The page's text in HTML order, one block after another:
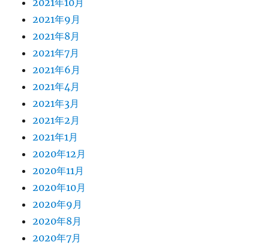
2021年10月
2021年9月
2021年8月
2021年7月
2021年6月
2021年4月
2021年3月
2021年2月
2021年1月
2020年12月
2020年11月
2020年10月
2020年9月
2020年8月
2020年7月